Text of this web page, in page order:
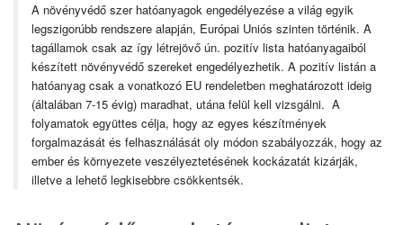
A növényvédő szer hatóanyagok engedélyezése a világ egyik
legszigorúbb rendszere alapján, Európai Uniós szinten történik. A
tagállamok csak az így létrejövő ún. pozitív lista hatóanyagaiból
készített növényvédő szereket engedélyezhetik. A pozitív listán a
hatóanyag csak a vonatkozó EU rendeletben meghatározott ideig
(általában 7-15 évig) maradhat, utána felül kell vizsgálni. A
folyamatok együttes célja, hogy az egyes készítmények
forgalmazását és felhasználását oly módon szabályozzák, hogy az
ember és környezete veszélyeztetésének kockázatát kizárják,
illetve a lehető legkisebbre csökkentsék.